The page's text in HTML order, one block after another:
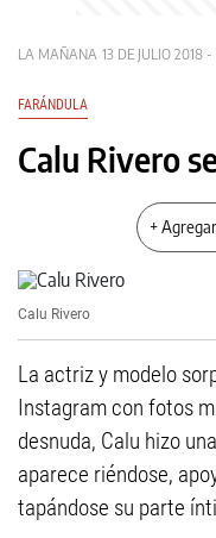
LA MAÑANA 13 DE JULIO 2018
FARÁNDULA
Calu Rivero
+
Calu Rivero
La actriz y modelo
Instagram con fotos
desnuda, Calu hizo
aparece riéndose,
tapándose su parte